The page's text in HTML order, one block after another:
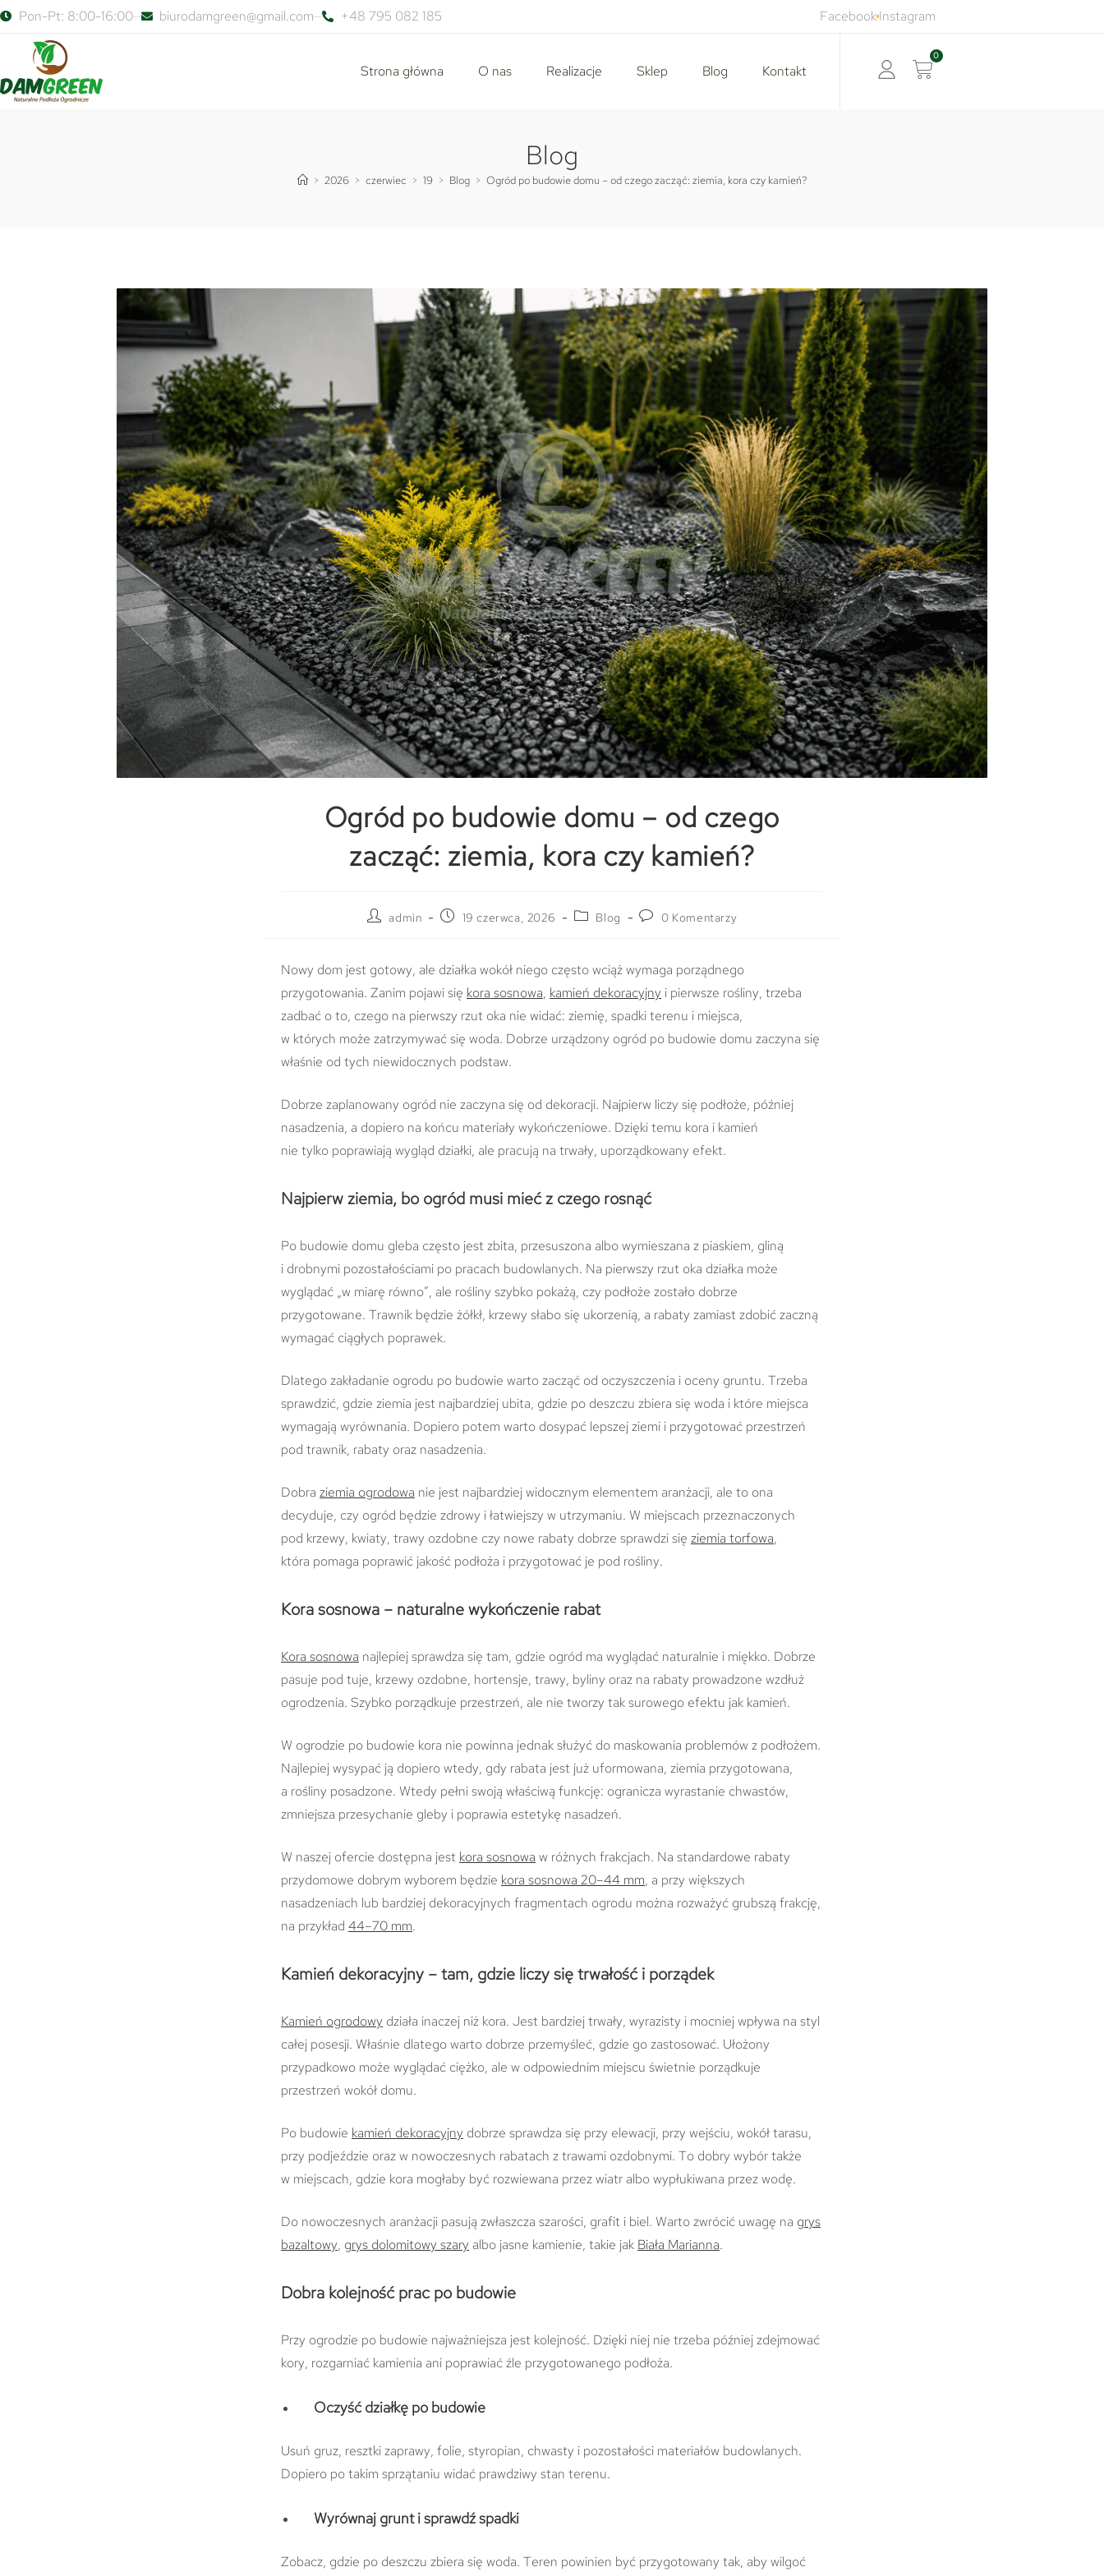
Pon-Pt: 8:00-16:00 biurodamgreen@gmail.com +48 795 082 185 FacebookInstagram
Strona główna O nas Realizacje Sklep Blog Kontakt
0
Blog
> 2026 > czerwiec > 19 > Blog > Ogród po budowie domu – od czego zacząć: ziemia, kora czy kamień?
Ogród po budowie domu – od czego
zacząć: ziemia, kora czy kamień?
admin 19 czerwca, 2026 Blog 0 Komentarzy
Nowy dom jest gotowy, ale działka wokół niego często wciąż wymaga porządnego
przygotowania. Zanim pojawi się kora sosnowa, kamień dekoracyjny i pierwsze rośliny, trzeba
zadbać o to, czego na pierwszy rzut oka nie widać: ziemię, spadki terenu i miejsca,
w których może zatrzymywać się woda. Dobrze urządzony ogród po budowie domu zaczyna się
właśnie od tych niewidocznych podstaw.
Dobrze zaplanowany ogród nie zaczyna się od dekoracji. Najpierw liczy się podłoże, później
nasadzenia, a dopiero na końcu materiały wykończeniowe. Dzięki temu kora i kamień
nie tylko poprawiają wygląd działki, ale pracują na trwały, uporządkowany efekt.
Najpierw ziemia, bo ogród musi mieć z czego rosnąć
Po budowie domu gleba często jest zbita, przesuszona albo wymieszana z piaskiem, gliną
i drobnymi pozostałościami po pracach budowlanych. Na pierwszy rzut oka działka może
wyglądać „w miarę równo”, ale rośliny szybko pokażą, czy podłoże zostało dobrze
przygotowane. Trawnik będzie żółkł, krzewy słabo się ukorzenią, a rabaty zamiast zdobić zaczną
wymagać ciągłych poprawek.
Dlatego zakładanie ogrodu po budowie warto zacząć od oczyszczenia i oceny gruntu. Trzeba
sprawdzić, gdzie ziemia jest najbardziej ubita, gdzie po deszczu zbiera się woda i które miejsca
wymagają wyrównania. Dopiero potem warto dosypać lepszej ziemi i przygotować przestrzeń
pod trawnik, rabaty oraz nasadzenia.
Dobra ziemia ogrodowa nie jest najbardziej widocznym elementem aranżacji, ale to ona
decyduje, czy ogród będzie zdrowy i łatwiejszy w utrzymaniu. W miejscach przeznaczonych
pod krzewy, kwiaty, trawy ozdobne czy nowe rabaty dobrze sprawdzi się ziemia torfowa,
która pomaga poprawić jakość podłoża i przygotować je pod rośliny.
Kora sosnowa – naturalne wykończenie rabat
Kora sosnowa najlepiej sprawdza się tam, gdzie ogród ma wyglądać naturalnie i miękko. Dobrze
pasuje pod tuje, krzewy ozdobne, hortensje, trawy, byliny oraz na rabaty prowadzone wzdłuż
ogrodzenia. Szybko porządkuje przestrzeń, ale nie tworzy tak surowego efektu jak kamień.
W ogrodzie po budowie kora nie powinna jednak służyć do maskowania problemów z podłożem.
Najlepiej wysypać ją dopiero wtedy, gdy rabata jest już uformowana, ziemia przygotowana,
a rośliny posadzone. Wtedy pełni swoją właściwą funkcję: ogranicza wyrastanie chwastów,
zmniejsza przesychanie gleby i poprawia estetykę nasadzeń.
W naszej ofercie dostępna jest kora sosnowa w różnych frakcjach. Na standardowe rabaty
przydomowe dobrym wyborem będzie kora sosnowa 20–44 mm, a przy większych
nasadzeniach lub bardziej dekoracyjnych fragmentach ogrodu można rozważyć grubszą frakcję,
na przykład 44–70 mm.
Kamień dekoracyjny – tam, gdzie liczy się trwałość i porządek
Kamień ogrodowy działa inaczej niż kora. Jest bardziej trwały, wyrazisty i mocniej wpływa na styl
całej posesji. Właśnie dlatego warto dobrze przemyśleć, gdzie go zastosować. Ułożony
przypadkowo może wyglądać ciężko, ale w odpowiednim miejscu świetnie porządkuje
przestrzeń wokół domu.
Po budowie kamień dekoracyjny dobrze sprawdza się przy elewacji, przy wejściu, wokół tarasu,
przy podjeździe oraz w nowoczesnych rabatach z trawami ozdobnymi. To dobry wybór także
w miejscach, gdzie kora mogłaby być rozwiewana przez wiatr albo wypłukiwana przez wodę.
Do nowoczesnych aranżacji pasują zwłaszcza szarości, grafit i biel. Warto zwrócić uwagę na grys
bazaltowy, grys dolomitowy szary albo jasne kamienie, takie jak Biała Marianna.
Dobra kolejność prac po budowie
Przy ogrodzie po budowie najważniejsza jest kolejność. Dzięki niej nie trzeba później zdejmować
kory, rozgarniać kamienia ani poprawiać źle przygotowanego podłoża.
Oczyść działkę po budowie
Usuń gruz, resztki zaprawy, folie, styropian, chwasty i pozostałości materiałów budowlanych.
Dopiero po takim sprzątaniu widać prawdziwy stan terenu.
Wyrównaj grunt i sprawdź spadki
Zobacz, gdzie po deszczu zbiera się woda. Teren powinien być przygotowany tak, aby wilgoć